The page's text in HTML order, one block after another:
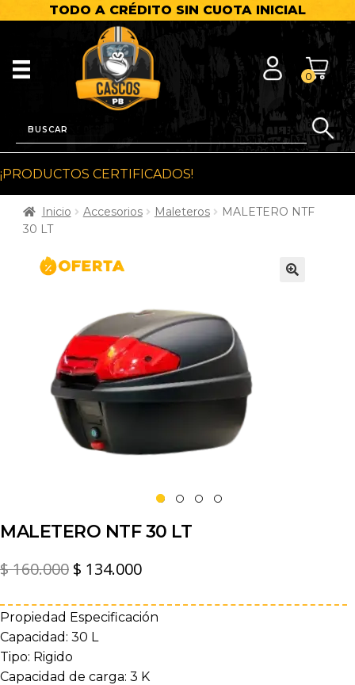
TODO A CRÉDITO SIN CUOTA INICIAL
0
¡PRODUCTOS CERTIFICADOS!
Inicio Accesorios Maleteros
MALETERO NTF
30 LT
MALETERO NTF 30 LT
$160.000 El
original
era:
$ 160.000.
$ 134.000El
actual
$ 134.000.
Propiedad Especificación
Capacidad: 30 L
Tipo: Rigido
Capacidad de carga: 3 K